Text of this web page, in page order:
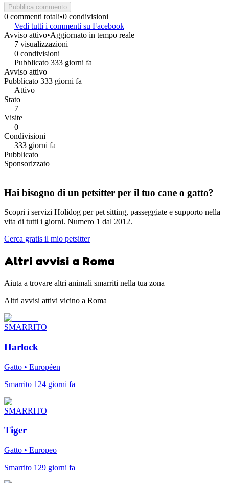
Pubblica commento
0 commenti totali•0 condivisioni
Vedi tutti i commenti su Facebook
Avviso attivo•Aggiornato in tempo reale
7 visualizzazioni
0 condivisioni
Pubblicato 333 giorni fa
Avviso attivo
Pubblicato 333 giorni fa
Attivo
Stato
7
Visite
0
Condivisioni
333 giorni fa
Pubblicato
Sponsorizzato
Hai bisogno di un petsitter per il tuo cane o gatto?
Scopri i servizi Holidog per pet sitting, passeggiate e supporto nella
vita di tutti i giorni. Numero 1 dal 2012.
Cerca gratis il mio petsitter
Altri avvisi a Roma
Aiuta a trovare altri animali smarriti nella tua zona
Altri avvisi attivi vicino a Roma
SMARRITO
Harlock
Gatto • Européen
Smarrito 124 giorni fa
SMARRITO
Tiger
Gatto • Europeo
Smarrito 129 giorni fa